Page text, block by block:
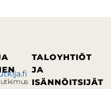
TALOYHTIÖT
JA
ISÄNNÖITSIJÄT